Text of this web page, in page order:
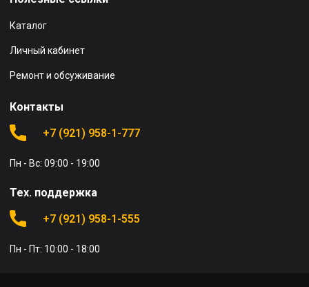
Каталог
Личный кабинет
Ремонт и обсуживание
Контакты
+7 (921) 958-1-777
Пн - Вс: 09:00 - 19:00
Тех. поддержка
+7 (921) 958-1-555
Пн - Пт: 10:00 - 18:00